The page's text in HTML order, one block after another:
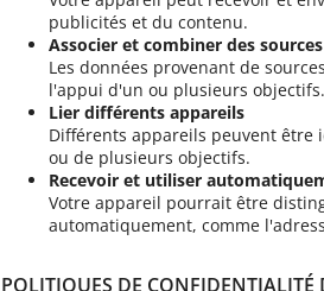
publicités et du contenu.
Associer et combiner des
Les données provenant de
l'appui d'un ou plusieurs objectifs.
Lier différents appareils
Différents appareils peuvent être
ou de plusieurs objectifs.
Recevoir et utiliser
Votre appareil pourrait être
automatiquement, comme
POLITIQUES DE CONFIDENTIALITÉ